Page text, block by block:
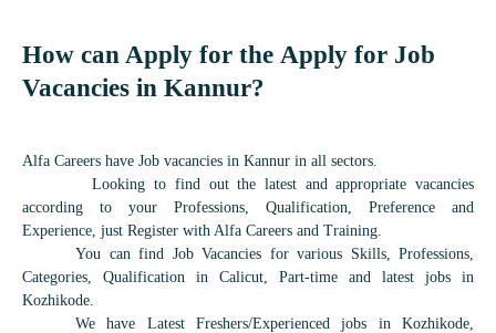
How can Apply for the Apply for Job
Vacancies in Kannur?
Alfa Careers have Job vacancies in Kannur in all sectors.
Looking to find out the latest and appropriate vacancies
according to your Professions, Qualification, Preference and
Experience, just Register with Alfa Careers and Training.
You can find Job Vacancies for various Skills, Professions,
Categories, Qualification in Calicut, Part-time and latest jobs in
Kozhikode.
We have Latest Freshers/Experienced jobs in Kozhikode,